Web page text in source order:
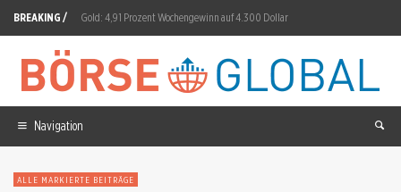
BREAKING / Gold: 4,91 Prozent Wochengewinn auf 4.300 Dollar
Micron: 50 Milliarden Dollar Q4-Guidance
AMD Aktie: Taalas-Deal vom 6. August
Navigation
ALLE MARKIERTE BEITRÄGE